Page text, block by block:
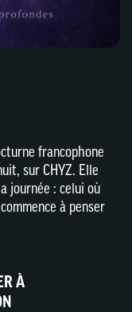
francophone
sur CHYZ. Elle
journée : celui où
à penser
À